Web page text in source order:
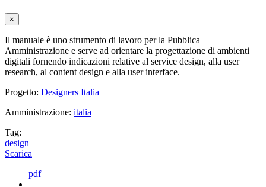
×
Il manuale è uno strumento di lavoro per la Pubblica
Amministrazione e serve ad orientare la progettazione di ambienti
digitali fornendo indicazioni relative al service design, alla user
research, al content design e alla user interface.
Progetto: Designers Italia
Amministrazione: italia
Tag:
design
Scarica
pdf